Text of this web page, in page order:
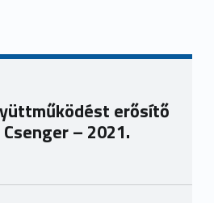
erősítő
– 2021.